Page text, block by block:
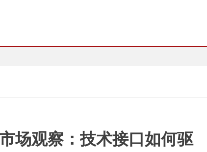
场观察：技术接口如何驱